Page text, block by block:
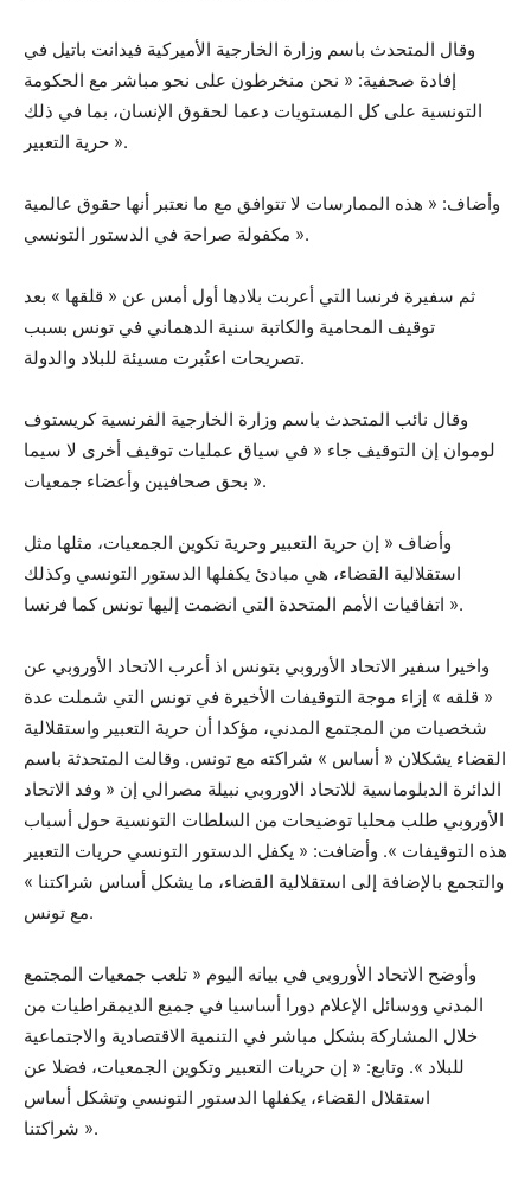
وقال المتحدث باسم وزارة الخارجية الأميركية فيدانت باتيل في
إفادة صحفية: « نحن منخرطون على نحو مباشر مع الحكومة
التونسية على كل المستويات دعما لحقوق الإنسان، بما في ذلك
حرية التعبير ».
وأضاف: « هذه الممارسات لا تتوافق مع ما نعتبر أنها حقوق عالمية
مكفولة صراحة في الدستور التونسي ».
ثم سفيرة فرنسا التي أعربت بلادها أول أمس عن « قلقها » بعد
توقيف المحامية والكاتبة سنية الدهماني في تونس بسبب
تصريحات اعتُبرت مسيئة للبلاد والدولة.
وقال نائب المتحدث باسم وزارة الخارجية الفرنسية كريستوف
لوموان إن التوقيف جاء « في سياق عمليات توقيف أخرى لا سيما
بحق صحافيين وأعضاء جمعيات ».
وأضاف « إن حرية التعبير وحرية تكوين الجمعيات، مثلها مثل
استقلالية القضاء، هي مبادئ يكفلها الدستور التونسي وكذلك
اتفاقيات الأمم المتحدة التي انضمت إليها تونس كما فرنسا ».
واخيرا سفير الاتحاد الأوروبي بتونس اذ أعرب الاتحاد الأوروبي عن
« قلقه » إزاء موجة التوقيفات الأخيرة في تونس التي شملت عدة
شخصيات من المجتمع المدني، مؤكدا أن حرية التعبير واستقلالية
القضاء يشكلان « أساس » شراكته مع تونس. وقالت المتحدثة باسم
الدائرة الدبلوماسية للاتحاد الاوروبي نبيلة مصرالي إن « وفد الاتحاد
الأوروبي طلب محليا توضيحات من السلطات التونسية حول أسباب
هذه التوقيفات ». وأضافت: « يكفل الدستور التونسي حريات التعبير
والتجمع بالإضافة إلى استقلالية القضاء، ما يشكل أساس شراكتنا »
مع تونس.
وأوضح الاتحاد الأوروبي في بيانه اليوم « تلعب جمعيات المجتمع
المدني ووسائل الإعلام دورا أساسيا في جميع الديمقراطيات من
خلال المشاركة بشكل مباشر في التنمية الاقتصادية والاجتماعية
للبلاد ». وتابع: « إن حريات التعبير وتكوين الجمعيات، فضلا عن
استقلال القضاء، يكفلها الدستور التونسي وتشكل أساس
شراكتنا ».